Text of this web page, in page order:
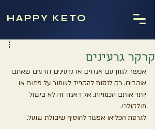
HAPPY KETO
קרקר גרעינים
אפשר לגוון עם אגוזים או גרעינים וזרעים שאתם
אוהבים. רק לנסות להקפיד לשמור על פחות או
יותר אותם הכמויות. אל דאגה זה לא בישול
מולקולרי.
לגרסת הפליאו אפשר להוסיף שיבולת שועל.